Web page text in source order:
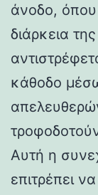
άνοδο, όπου
διάρκεια
κάθοδο
Αυτή η
επιτρέπει